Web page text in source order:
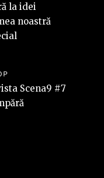
la idei
noastră
Scena9 #7